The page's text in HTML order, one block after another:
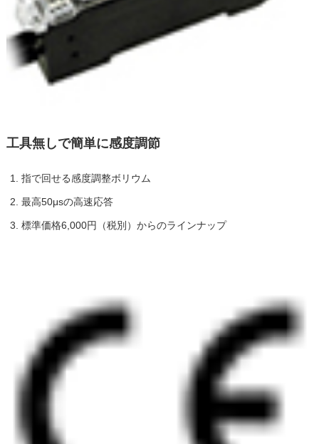
工具無しで簡単に感度調節
指で回せる感度調整ボリウム
最高50μsの高速応答
標準価格6,000円（税別）からのラインナップ